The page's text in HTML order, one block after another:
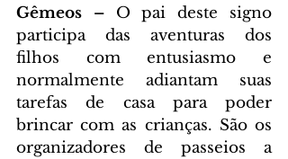
Gêmeos – O pai deste signo
participa das aventuras dos
filhos com entusiasmo e
normalmente adiantam suas
tarefas de casa para poder
brincar com as crianças. São os
organizadores de passeios a